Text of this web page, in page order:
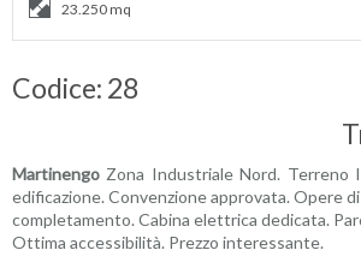
23.250 mq
Codice: 28
Martinengo Zona Industriale Nord. Terreno
edificazione. Convenzione approvata. Opere
completamento. Cabina elettrica dedicata.
Ottima accessibilità. Prezzo interessante.